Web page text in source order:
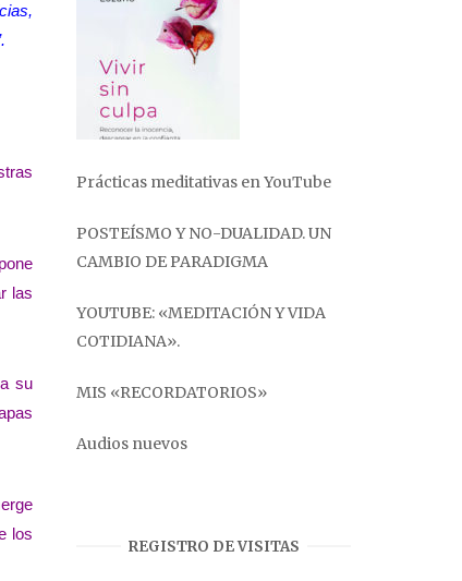
las
su
los
Prácticas meditativas en YouTube
POSTEÍSMO Y NO-DUALIDAD. UN
CAMBIO DE PARADIGMA
YOUTUBE: «MEDITACIÓN Y VIDA
COTIDIANA».
MIS «RECORDATORIOS»
Audios nuevos
REGISTRO DE VISITAS